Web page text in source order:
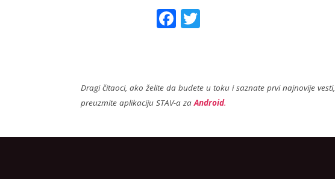
F
o
o
k
Dragi čitaoci, ako želite da budete u toku i saznate prvi najnovije vesti,
preuzmite aplikaciju STAV-a zaAndroid.